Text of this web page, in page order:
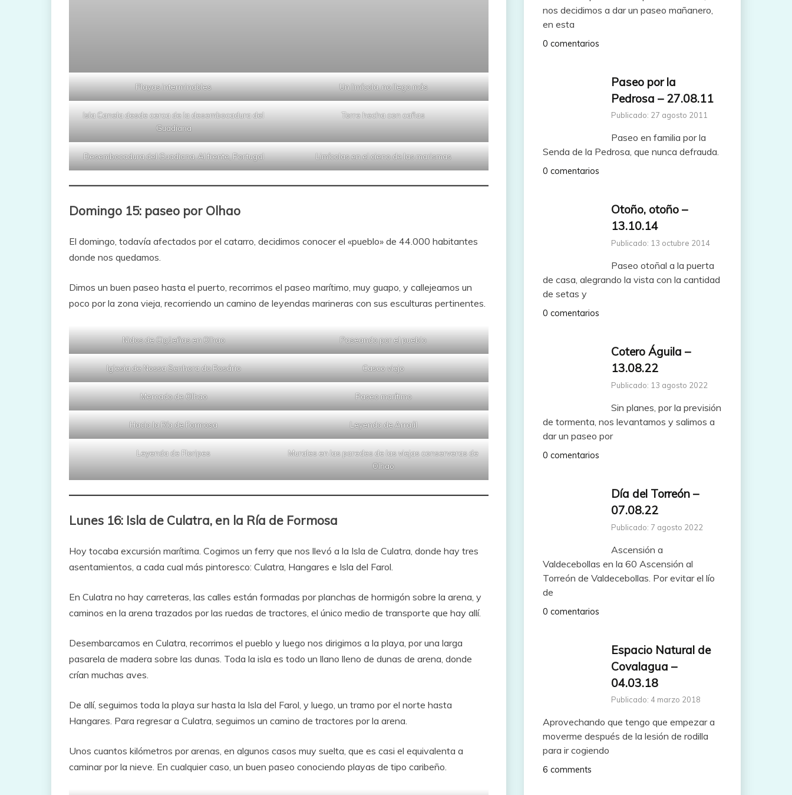
Playas interminables Un limícola, no llego más
Isla Canela desde cerca de la desembocadura del
Guadiana
Torre hecha con cañas
Desembocadura del Guadiana. Al frente, Portugal Limícolas en el cieno de las marismas
Domingo 15: paseo por Olhao
El domingo, todavía afectados por el catarro, decidimos conocer el «pueblo» de 44.000 habitantes
donde nos quedamos.
Dimos un buen paseo hasta el puerto, recorrimos el paseo marítimo, muy guapo, y callejeamos un
poco por la zona vieja, recorriendo un camino de leyendas marineras con sus esculturas pertinentes.
Nidos de Cigüeñas en Olhao Paseando por el pueblo
Iglesia de Nossa Senhora do Rosário Casco viejo
Mercado de Olhao Paseo marítimo
Hacia la Ría de Formosa Leyenda de Arraúl
Leyenda de Floripes
Murales en las paredes de las viejas conserveras de
Olhao
Lunes 16: Isla de Culatra, en la Ría de Formosa
Hoy tocaba excursión marítima. Cogimos un ferry que nos llevó a la Isla de Culatra, donde hay tres
asentamientos, a cada cual más pintoresco: Culatra, Hangares e Isla del Farol.
En Culatra no hay carreteras, las calles están formadas por planchas de hormigón sobre la arena, y
caminos en la arena trazados por las ruedas de tractores, el único medio de transporte que hay allí.
Desembarcamos en Culatra, recorrimos el pueblo y luego nos dirigimos a la playa, por una larga
pasarela de madera sobre las dunas. Toda la isla es todo un llano lleno de dunas de arena, donde
crían muchas aves.
De allí, seguimos toda la playa sur hasta la Isla del Farol, y luego, un tramo por el norte hasta
Hangares. Para regresar a Culatra, seguimos un camino de tractores por la arena.
Unos cuantos kilómetros por arenas, en algunos casos muy suelta, que es casi el equivalenta a
caminar por la nieve. En cualquier caso, un buen paseo conociendo playas de tipo caribeño.
nos decidimos a dar un paseo mañanero,
en esta
0 comentarios
Paseo por la
Pedrosa – 27.08.11
Publicado: 27 agosto 2011
Paseo en familia por la
Senda de la Pedrosa, que nunca defrauda.
0 comentarios
Otoño, otoño –
13.10.14
Publicado: 13 octubre 2014
Paseo otoñal a la puerta
de casa, alegrando la vista con la cantidad
de setas y
0 comentarios
Cotero Águila –
13.08.22
Publicado: 13 agosto 2022
Sin planes, por la previsión
de tormenta, nos levantamos y salimos a
dar un paseo por
0 comentarios
Día del Torreón –
07.08.22
Publicado: 7 agosto 2022
Ascensión a
Valdecebollas en la 60 Ascensión al
Torreón de Valdecebollas. Por evitar el lío
de
0 comentarios
Espacio Natural de
Covalagua –
04.03.18
Publicado: 4 marzo 2018
Aprovechando que tengo que empezar a
moverme después de la lesión de rodilla
para ir cogiendo
6 comments